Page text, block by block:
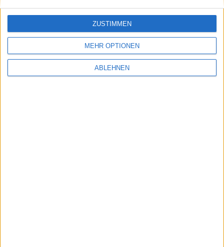
MEHR OPTIONEN
ABLEHNEN
ZUSTIMMEN